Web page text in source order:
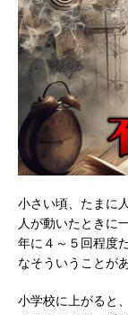
小さい頃、たまに
人が動いたときに
年に４～５回程度
なそういうことが
小学校に上がると